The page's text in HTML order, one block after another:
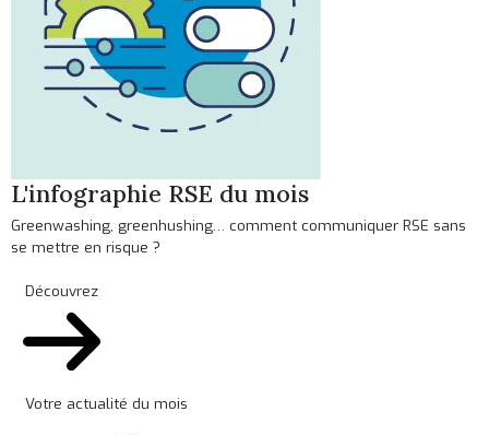
L'infographie RSE du mois
Greenwashing, greenhushing… comment communiquer RSE sans
se mettre en risque ?
Découvrez
Votre actualité du mois